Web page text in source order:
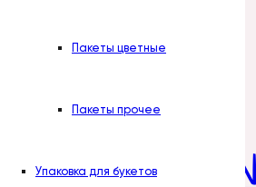
Пакеты цветные
Пакеты прочее
Упаковка для букетов